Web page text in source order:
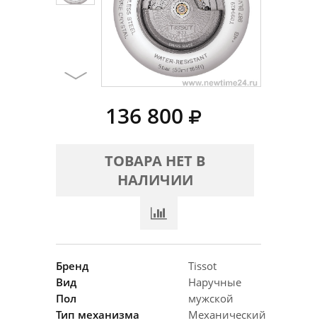
136 800
ТОВАРА НЕТ В
НАЛИЧИИ
Бренд
Tissot
Вид
Наручные
Пол
мужской
Тип механизма
Механический